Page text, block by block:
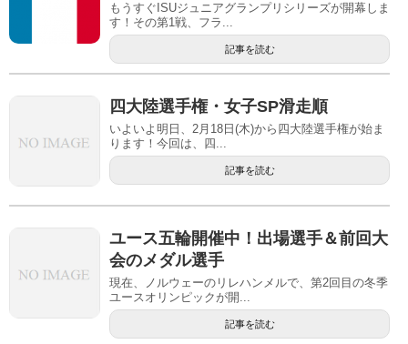
もうすぐISUジュニアグランプリシリーズが開幕しま
す！その第1戦、フラ...
記事を読む
四大陸選手権・女子SP滑走順
いよいよ明日、2月18日(木)から四大陸選手権が始ま
ります！今回は、四...
記事を読む
ユース五輪開催中！出場選手＆前回大
会のメダル選手
現在、ノルウェーのリレハンメルで、第2回目の冬季
ユースオリンピックが開...
記事を読む